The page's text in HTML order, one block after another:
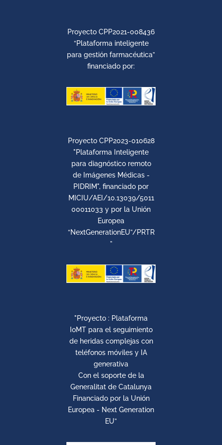
Proyecto CPP2021-008436
“Plataforma inteligente
para gestión farmacéutica”
financiado por:
Proyecto CPP2023-010628
"Plataforma Inteligente
para diagnóstico remoto
de Imágenes Médicas -
PIDRIM", financiado por
MICIU/AEI/10.13039/5011
00011033 y por la Unión
Europea
“NextGenerationEU”/PRTR
”
"Proyecto : Plataforma
IoMT para el seguimiento
de heridas complejas con
teléfonos móviles y IA
generativa
Con el soporte de la
Generalitat de Catalunya
Financiado por la Unión
Europea - Next Generation
EU”